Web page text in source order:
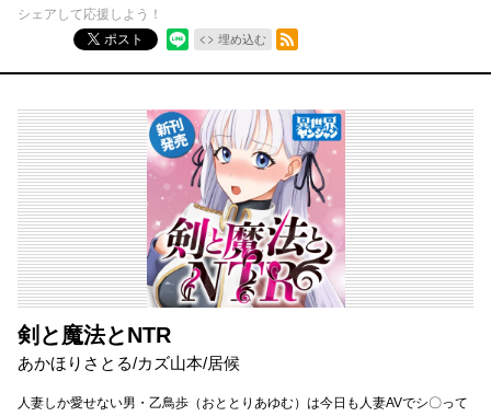
シェアして応援しよう！
ポスト
埋め込む
RSSフィード
剣と魔法とNTR
あかほりさとる/カズ山本/居候
人妻しか愛せない男・乙鳥歩（おととりあゆむ）は今日も人妻AVでシ〇って